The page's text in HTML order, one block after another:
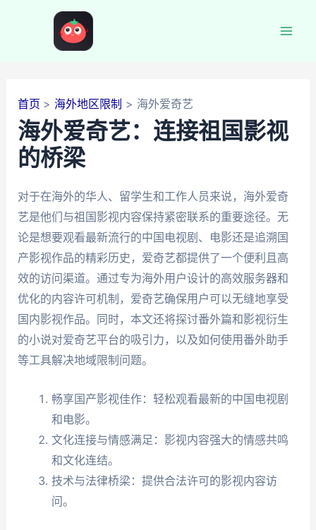
首页 海外地区限制 海外爱奇艺
海外爱奇艺：连接祖国影视
的桥梁
对于在海外的华人、留学生和工作人员来说，海外爱奇
艺是他们与祖国影视内容保持紧密联系的重要途径。无
论是想要观看最新流行的中国电视剧、电影还是追溯国
产影视作品的精彩历史，爱奇艺都提供了一个便利且高
效的访问渠道。通过专为海外用户设计的高效服务器和
优化的内容许可机制，爱奇艺确保用户可以无缝地享受
国内影视作品。同时，本文还将探讨番外篇和影视衍生
的小说对爱奇艺平台的吸引力，以及如何使用番外助手
等工具解决地域限制问题。
畅享国产影视佳作：轻松观看最新的中国电视剧
和电影。
文化连接与情感满足：影视内容强大的情感共鸣
和文化连结。
技术与法律桥梁：提供合法许可的影视内容访
问。